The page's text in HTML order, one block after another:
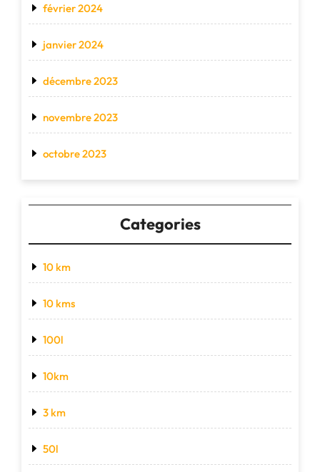
février 2024
janvier 2024
décembre 2023
novembre 2023
octobre 2023
Categories
10 km
10 kms
100l
10km
3 km
50l